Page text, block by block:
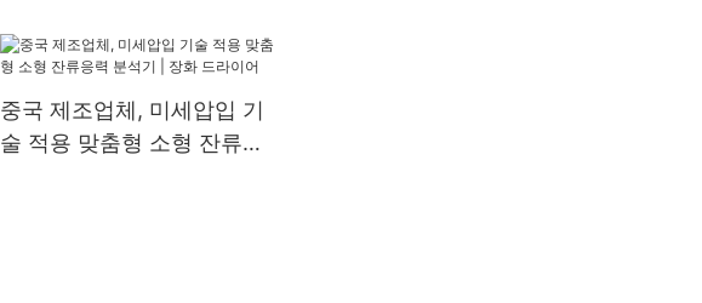
중국 제조업체, 미세압입 기
술 적용 맞춤형 소형 잔류응